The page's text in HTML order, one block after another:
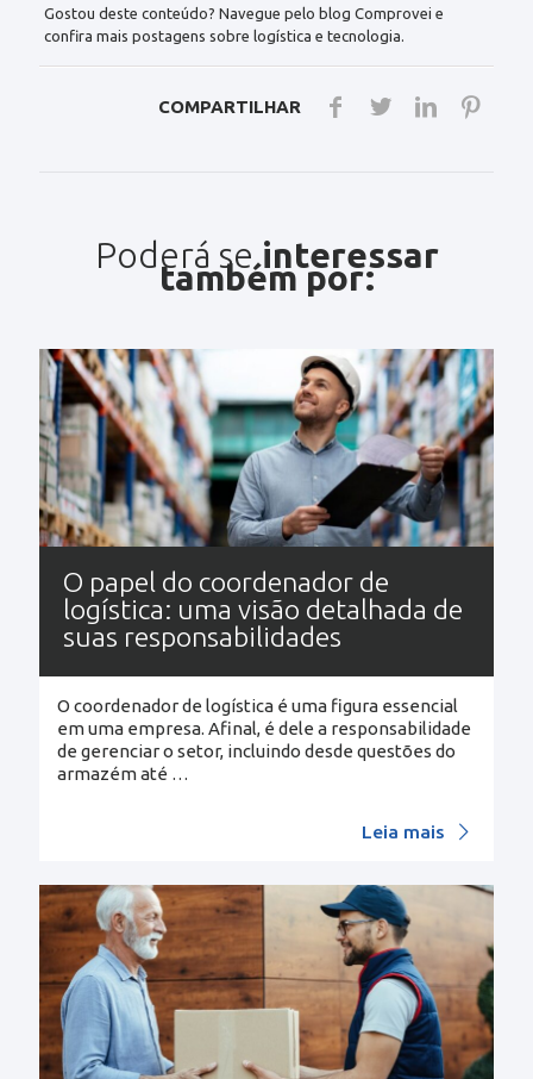
Gostou deste conteúdo? Navegue pelo blog Comprovei e
confira mais postagens sobre logística e tecnologia.
COMPARTILHAR
Poderá seinteressar
também por:
O papel do coordenador de
logística: uma visão detalhada de
suas responsabilidades
O coordenador de logística é uma figura essencial
em uma empresa. Afinal, é dele a responsabilidade
de gerenciar o setor, incluindo desde questões do
armazém até …
Leia mais